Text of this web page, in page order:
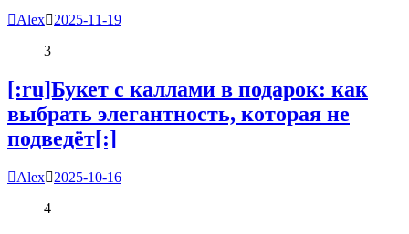
Alex 2025-11-19
3
[:ru]Букет с каллами в подарок: как
выбрать элегантность, которая не
подведёт[:]
Alex
2025-10-16
4